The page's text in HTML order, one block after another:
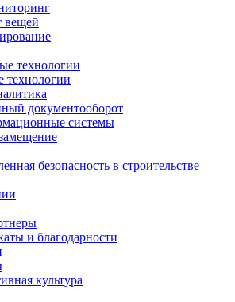
вещей
технологии
технологии
документооборот
системы
безопасность в строительстве
и благодарности
культура